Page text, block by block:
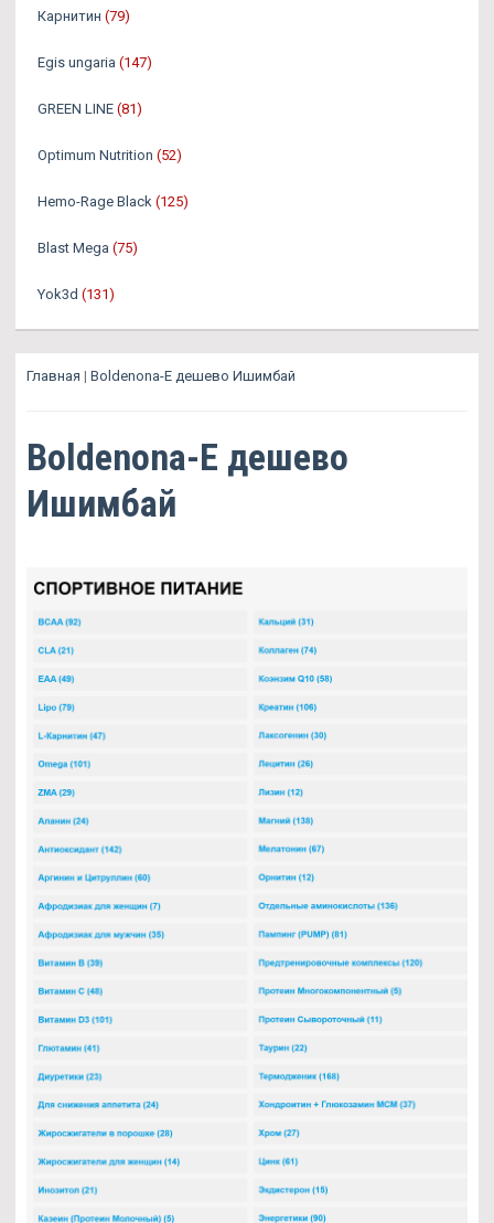
Карнитин (79)
Egis ungaria (147)
GREEN LINE (81)
Optimum Nutrition (52)
Hemo-Rage Black (125)
Blast Mega (75)
Yok3d (131)
Главная | Boldenona-E дешево Ишимбай
Boldenona-E дешево
Ишимбай